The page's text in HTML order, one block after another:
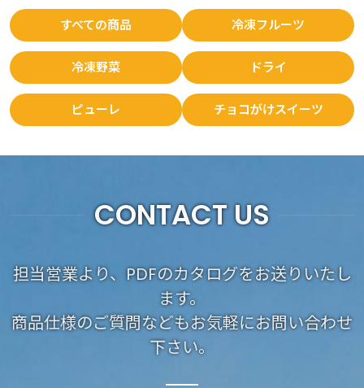
すべての商品 冷凍フルーツ
冷凍野菜 ドライ
ピューレ チョコがけスイーツ
CONTACT US
担当営業より、PDFのカタログをお送りいたし
ます。
商品仕様のご質問などもお気軽にお問い合わせ
下さい。